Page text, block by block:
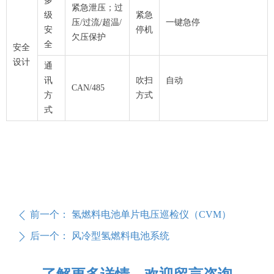
安全
设计
级
安
全
紧急泄压；过
压/过流/超温/
欠压保护
紧急
停机
一键急停
通
讯
方
式
CAN/485
吹扫
方式
自动
ꄴ 前一个： 氢燃料电池单片电压巡检仪（CVM）
ꄲ 后一个： 风冷型氢燃料电池系统